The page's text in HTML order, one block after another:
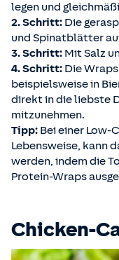
legen und
2. Schritt: Die
und Spinatblätter
3. Schritt: Mit Salz
4. Schritt: Die
beispielsweise in
direkt in die liebste
mitzunehmen.
Tipp: Bei einer Low-
Lebensweise, kann
werden, indem die
Protein-Wraps
Chicken-